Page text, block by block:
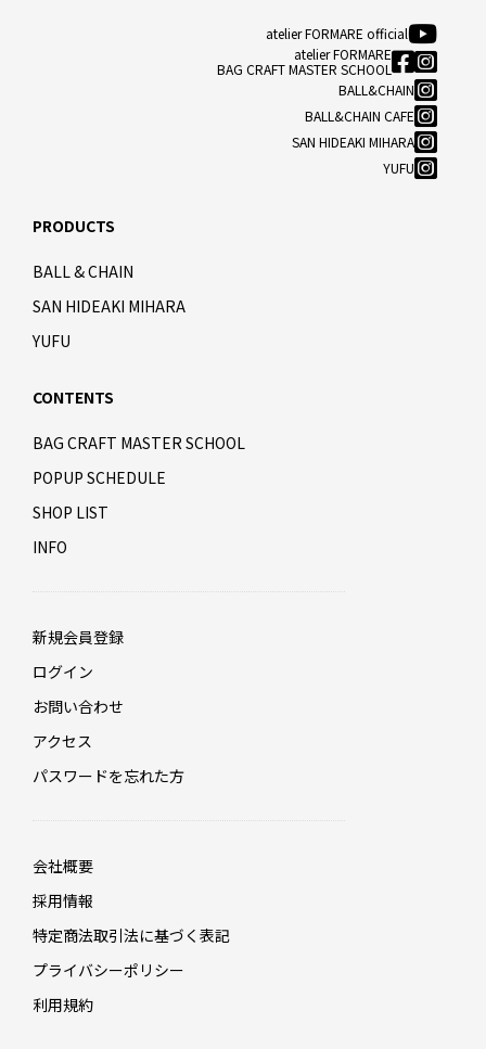
atelier FORMARE official
atelier FORMARE
BAG CRAFT MASTER SCHOOL
BALL&CHAIN
BALL&CHAIN CAFE
SAN HIDEAKI MIHARA
YUFU
PRODUCTS
BALL & CHAIN
SAN HIDEAKI MIHARA
YUFU
CONTENTS
BAG CRAFT MASTER SCHOOL
POPUP SCHEDULE
SHOP LIST
INFO
新規会員登録
ログイン
お問い合わせ
アクセス
パスワードを忘れた方
会社概要
採用情報
特定商法取引法に基づく表記
プライバシーポリシー
利用規約